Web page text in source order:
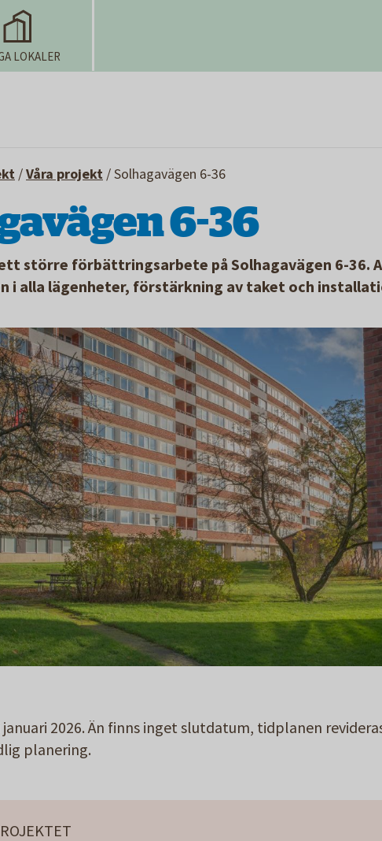
LOKALER
/Våra projekt /Solhagavägen 6-36
6-36
större förbättringsarbete på Solhagavägen 6-36.
i alla lägenheter, förstärkning av taket och
2026. Än finns inget slutdatum, tidplanen
planering.